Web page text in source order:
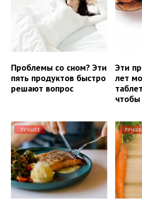
Проблемы со сном? Эти
пять продуктов быстро
решают вопрос
Эти
лет
ЛУЧШЕЕ